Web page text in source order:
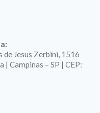
Jesus Zerbini, 1516
| Campinas – SP | CEP: